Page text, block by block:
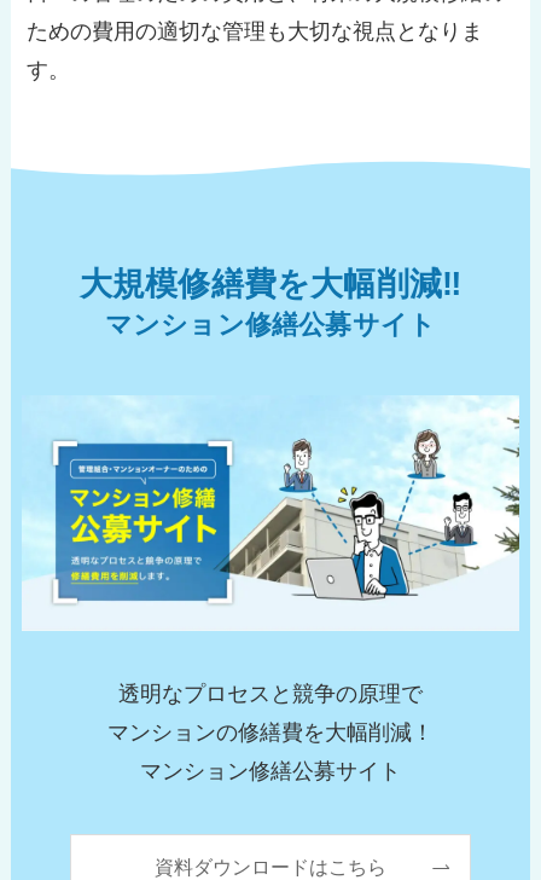
ための費用の適切な管理も大切な視点となりま
す。
大規模修繕費を大幅削減‼︎
マンション修繕公募サイト
透明なプロセスと競争の原理で
マンションの修繕費を大幅削減！
マンション修繕公募サイト
資料ダウンロードはこちら